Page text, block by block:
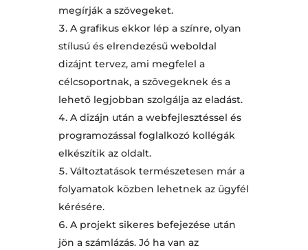
megírják a szövegeket.
A grafikus ekkor lép a színre, olyan
stílusú és elrendezésű weboldal
dizájnt tervez, ami megfelel a
célcsoportnak, a szövegeknek és a
lehető legjobban szolgálja az eladást.
A dizájn után a webfejlesztéssel és
programozással foglalkozó kollégák
elkészítik az oldalt.
Változtatások természetesen már a
folyamatok közben lehetnek az ügyfél
kérésére.
A projekt sikeres befejezése után
jön a számlázás. Jó ha van az